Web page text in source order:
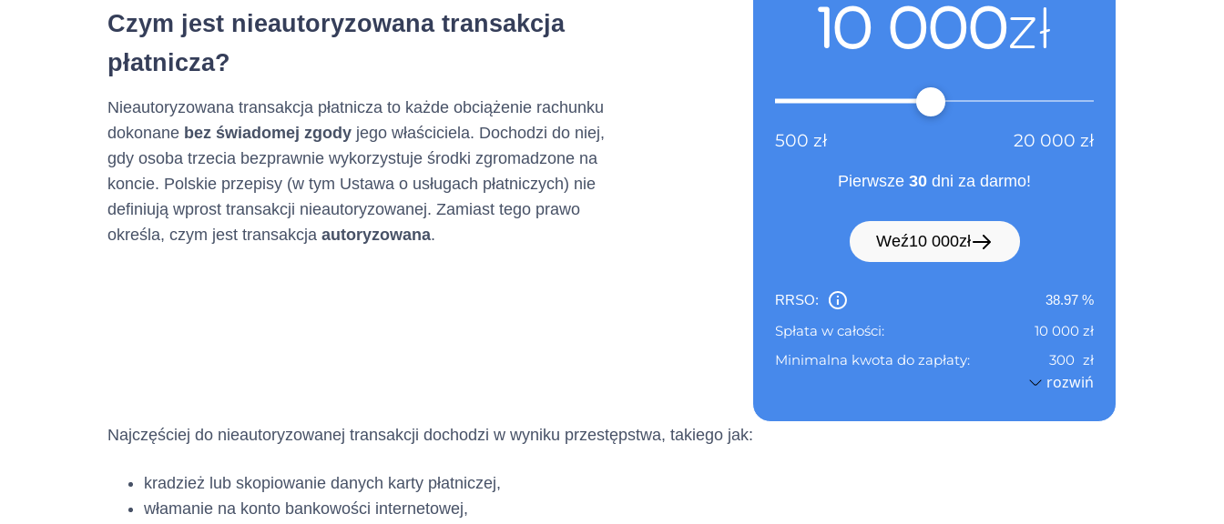
Czym jest nieautoryzowana transakcja
płatnicza?
Nieautoryzowana transakcja płatnicza to każde obciążenie rachunku
dokonane bez świadomej zgody jego właściciela. Dochodzi do niej,
gdy osoba trzecia bezprawnie wykorzystuje środki zgromadzone na
koncie. Polskie przepisy (w tym Ustawa o usługach płatniczych) nie
definiują wprost transakcji nieautoryzowanej. Zamiast tego prawo
określa, czym jest transakcja autoryzowana.
10 000zł
500 zł 20 000 zł
Pierwsze 30 dni za darmo!
Weź10 000zł
RRSO: 38.97 %
Spłata w całości: 10 000 zł
Minimalna kwota do zapłaty:
300 zł
06.09.2026
rozwiń
Numer telefonu :
Adres poczty
elektronicznej :
(informacja ta ma charakter opcjonalny)
Najczęściej do nieautoryzowanej transakcji dochodzi w wyniku przestępstwa, takiego jak:
kradzież lub skopiowanie danych karty płatniczej,
włamanie na konto bankowości internetowej,